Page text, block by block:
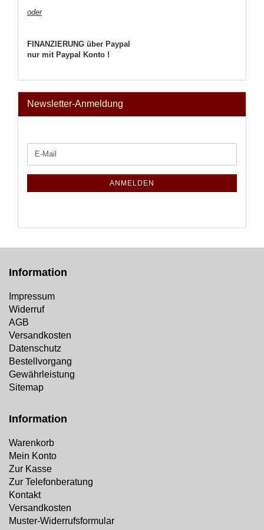
oder
FINANZIERUNG über Paypal
nur mit Paypal Konto !
Newsletter-Anmeldung
ZUR
NEWSLETTER-
E-
Mail
ANMELDEN
Information
Impressum
Widerruf
AGB
Versandkosten
Datenschutz
Bestellvorgang
Gewährleistung
Sitemap
Information
Warenkorb
Mein Konto
Zur Kasse
Zur Telefonberatung
Kontakt
Versandkosten
Muster-Widerrufsformular